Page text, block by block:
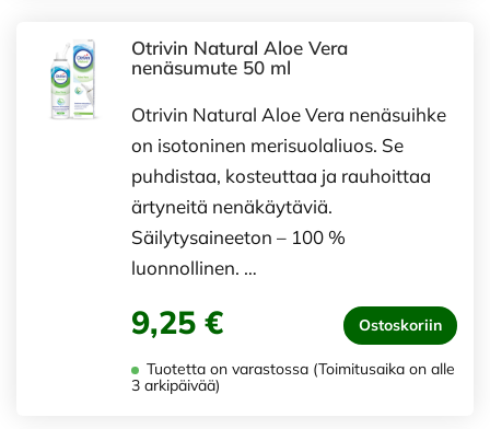
Otrivin Natural Aloe Vera
nenäsumute 50 ml
Otrivin Natural Aloe Vera nenäsuihke
on isotoninen merisuolaliuos. Se
puhdistaa, kosteuttaa ja rauhoittaa
ärtyneitä nenäkäytäviä.
Säilytysaineeton – 100 %
luonnollinen. …
9,25 € Ostoskoriin
Tuotetta on varastossa (Toimitusaika on alle
3 arkipäivää)